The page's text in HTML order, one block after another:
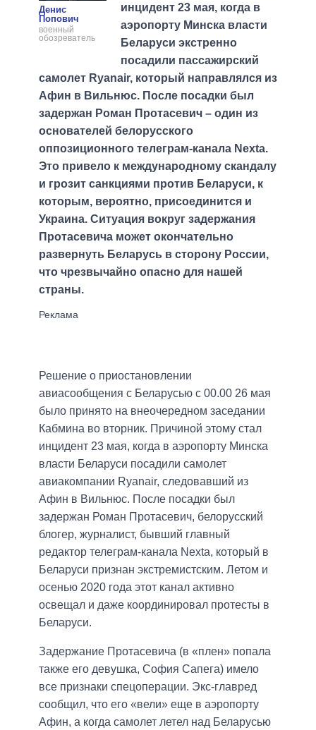
Денис
Попович
военный
обозреватель
инцидент 23 мая, когда в
аэропорту Минска власти
Беларуси экстренно
посадили пассажирский
самолет Ryanair, который направлялся из
Афин в Вильнюс. После посадки был
задержан Роман Протасевич – один из
основателей белорусского
оппозиционного телеграм-канала Nexta.
Это привело к международному скандалу
и грозит санкциями против Беларуси, к
которым, вероятно, присоединится и
Украина. Ситуация вокруг задержания
Протасевича может окончательно
развернуть Беларусь в сторону России,
что чрезвычайно опасно для нашей
страны.
Решение о приостановлении
авиасообщения с Беларусью с 00.00 26 мая
было принято на внеочередном заседании
Кабмина во вторник. Причиной этому стал
инцидент 23 мая, когда в аэропорту Минска
власти Беларуси посадили самолет
авиакомпании Ryanair, следовавший из
Афин в Вильнюс. После посадки был
задержан Роман Протасевич, белорусский
блогер, журналист, бывший главный
редактор телеграм-канала Nexta, который в
Беларуси признан экстремистским. Летом и
осенью 2020 года этот канал активно
освещал и даже координировал протесты в
Беларуси.
Задержание Протасевича (в «плен» попала
также его девушка, София Сапега) имело
все признаки спецоперации. Экс-главред
сообщил, что его «вели» еще в аэропорту
Афин, а когда самолет летел над Беларусью